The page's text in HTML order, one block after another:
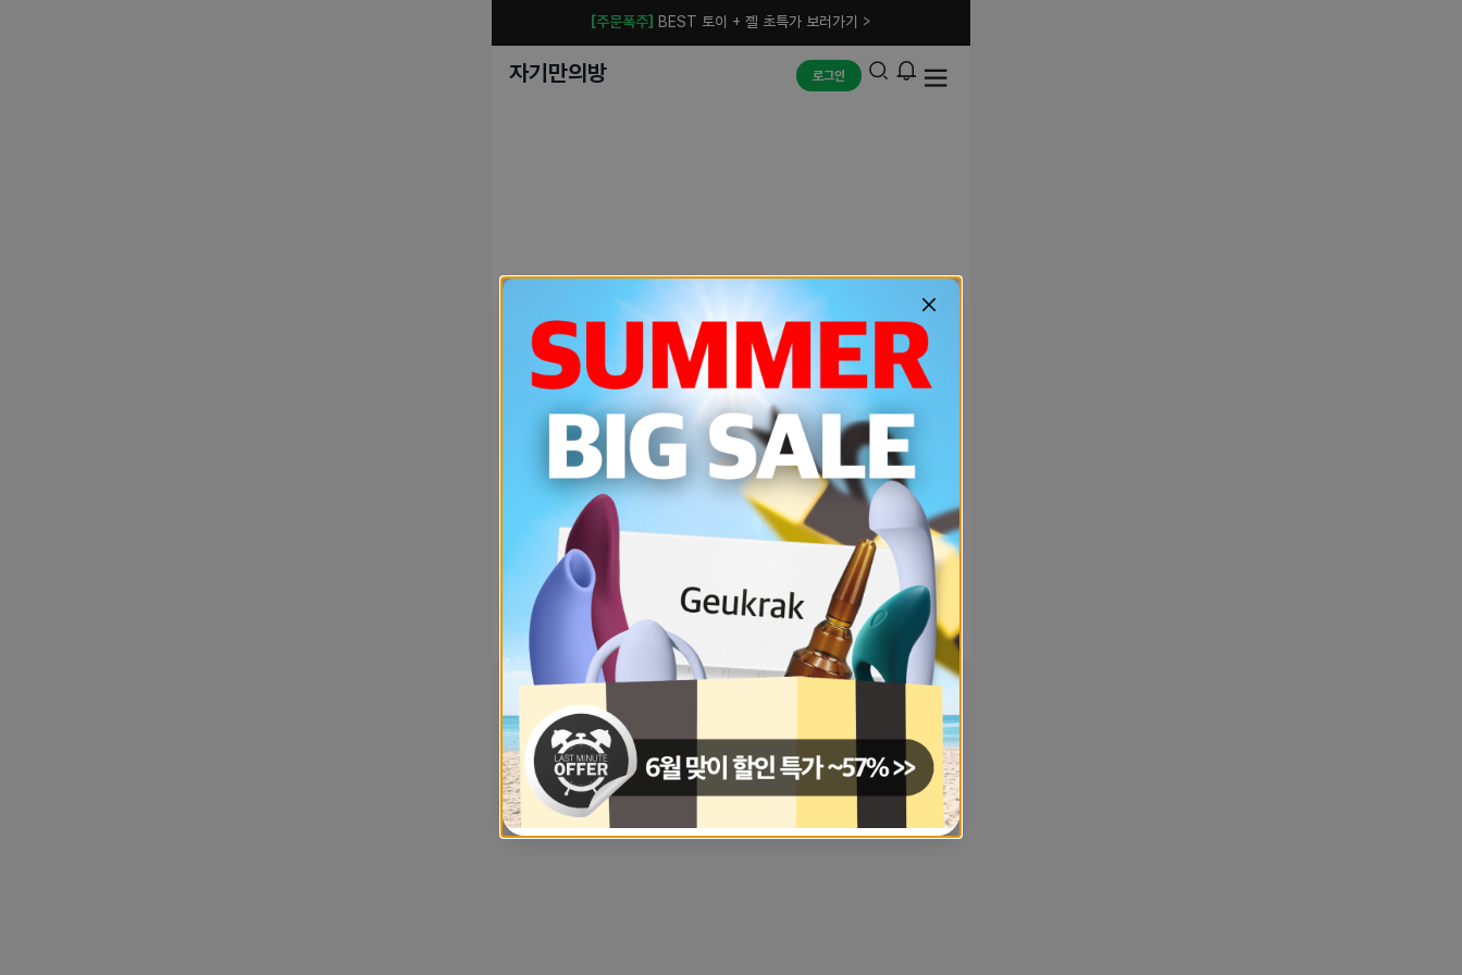
[주문폭주] BEST 토이 + 젤 초특가 보러가기 >
자기만의방 로그인
예상치 못한 에러입니다.